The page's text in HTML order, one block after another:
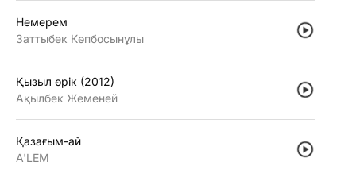
Немерем
Заттыбек Көпбосынұлы
Қызыл өрiк (2012)
Ақылбек Жеменей
Қазағым-ай
A'LEM